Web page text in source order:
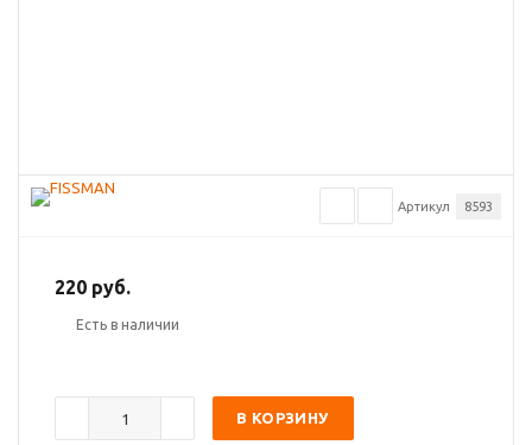
Артикул 8593
220 руб.
Есть в наличии
В КОРЗИНУ